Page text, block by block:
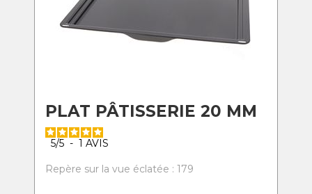
PLAT PÂTISSERIE 20 MM
5/5 - 1 AVIS
Repère sur la vue éclatée : 179